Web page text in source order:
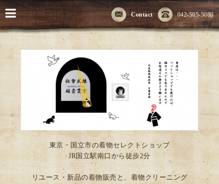
042-505-5080
Contact
東京・国立市の着物セレクトショップ
JR国立駅南口から徒歩2分
リユース・新品の着物販売と、着物クリーニング